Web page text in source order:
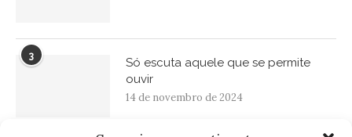
3
Só escuta aquele que se permite
ouvir
14 de novembro de 2024